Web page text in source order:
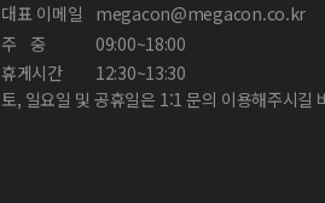
대표 이메일
megacon@megacon.co.kr
주
중
09:00~18:00
휴게시간
12:30~13:30
토, 일요일 및 공휴일은 1:1 문의 이용해주시길